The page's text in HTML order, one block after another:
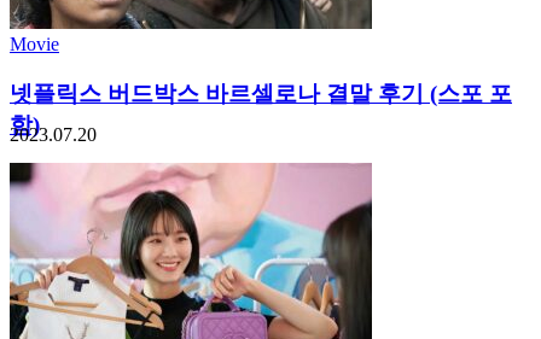
Movie
넷플릭스 버드박스 바르셀로나 결말 후기 (스포 포
함)
2023.07.20